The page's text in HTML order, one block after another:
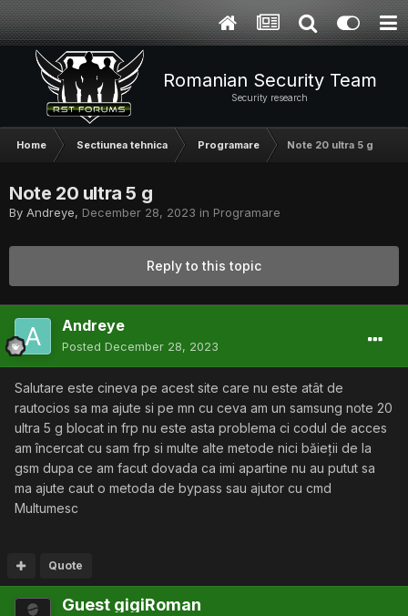
Romanian Security Team
Security research
Home Sectiunea tehnica Programare Note 20 ultra 5 g
Note 20 ultra 5 g
By Andreye, December 28, 2023 in Programare
Reply to this topic
Andreye
Posted December 28, 2023
Salutare este cineva pe acest site care nu este atât de
rautocios sa ma ajute si pe mn cu ceva am un samsung note 20
ultra 5 g blocat in frp nu este asta problema ci codul de acces
am încercat cu sam frp si multe alte metode nici băieții de la
gsm dupa ce am facut dovada ca imi apartine nu au putut sa
ma ajute caut o metoda de bypass sau ajutor cu cmd
Multumesc
Quote
Guest gigiRoman